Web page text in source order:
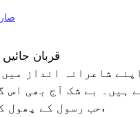
قربان
شاعرانہ انداز
ہیں۔ بے شک آج بھی اس
حب رسول کے پھول کھلتے رہتے ہیں،